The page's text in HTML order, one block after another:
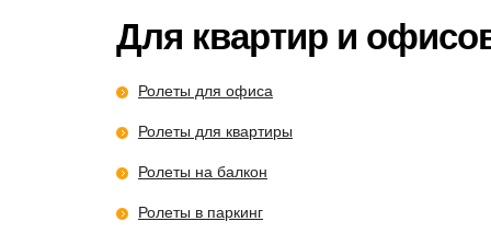
Для квартир и
Ролеты для офиса
Ролеты для квартиры
Ролеты на балкон
Ролеты в паркинг